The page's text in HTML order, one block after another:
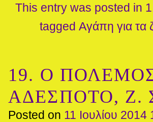
This entry was posted in
tagged Αγάπη για τα
19. Ο
ΑΔΕΣΠΟΤΟ, Ζ.
Posted on 11 Ιουλίου 2014